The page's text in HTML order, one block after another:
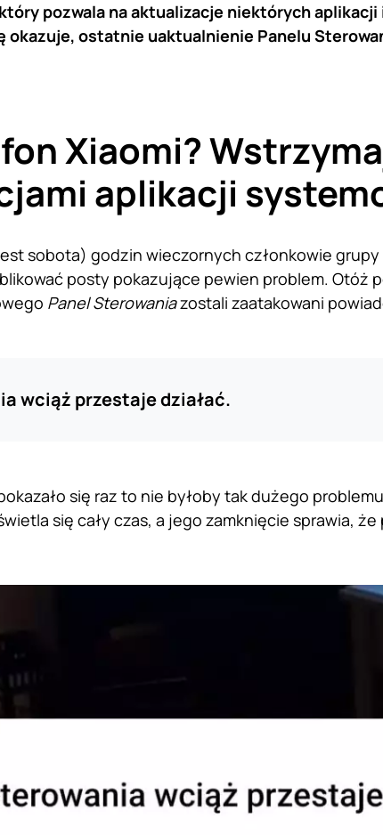
pozwala na aktualizacje niektórych
okazuje, ostatnie uaktualnienie Panelu
Xiaomi?
aplikacji
sobota) godzin wieczornych członkowie grupy
posty pokazujące pewien problem. Otóż
Panel Sterowaniazostali zaatakowani
wciąż przestaje działać.
się raz to nie byłoby tak dużego
się cały czas, a jego zamknięcie sprawia,